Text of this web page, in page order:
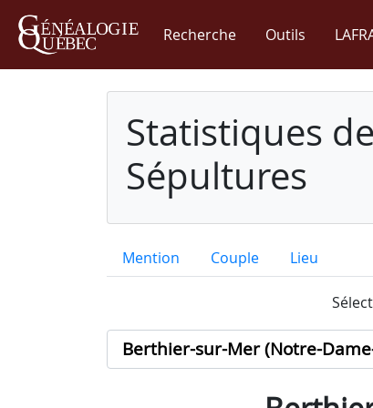
Recherche Outils
Statistiques
Sépultures
Mention Couple Lieu